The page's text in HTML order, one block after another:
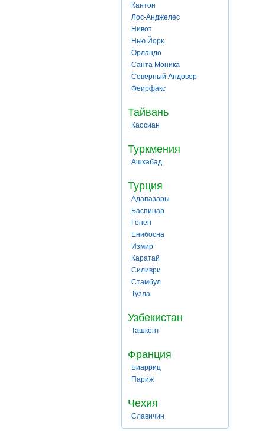
Кантон
Лос-Анджелес
Нивот
Нью Йорк
Орландо
Санта Моника
Северный Андовер
Феирфакс
Тайвань
Каосиан
Туркмения
Ашхабад
Турция
Адапазары
Баспинар
Гонен
Енибосна
Измир
Каратай
Силиври
Стамбул
Тузла
Узбекистан
Ташкент
Франция
Биарриц
Париж
Чехия
Славичин